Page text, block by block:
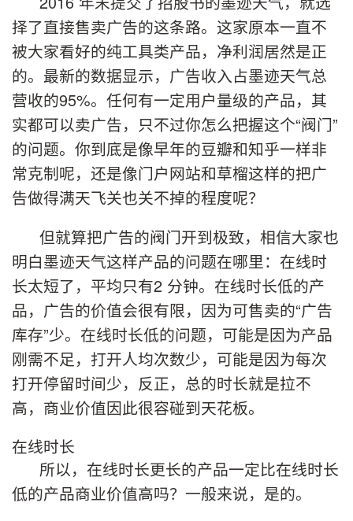
择了直接售卖广告的这条路。这家原本一直不
被大家看好的纯工具类产品，净利润居然是正
的。最新的数据显示，广告收入占墨迹天气总
营收的95%。任何有一定用户量级的产品，其
实都可以卖广告，只不过你怎么把握这个“阀门”
的问题。你到底是像早年的豆瓣和知乎一样非
常克制呢，还是像门户网站和草榴这样的把广
告做得满天飞关也关不掉的程度呢？
但就算把广告的阀门开到极致，相信大家也
明白墨迹天气这样产品的问题在哪里：在线时
长太短了，平均只有2 分钟。在线时长低的产
品，广告的价值会很有限，因为可售卖的“广告
库存”少。在线时长低的问题，可能是因为产品
刚需不足，打开人均次数少，可能是因为每次
打开停留时间少，反正，总的时长就是拉不
高，商业价值因此很容碰到天花板。
在线时长
所以，在线时长更长的产品一定比在线时长
低的产品商业价值高吗？一般来说，是的。